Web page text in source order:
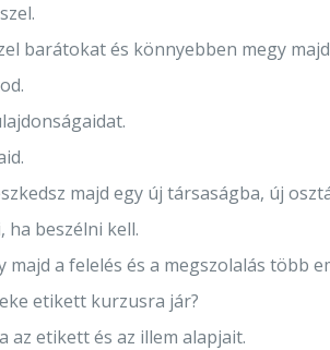
barátokat és könnyebben megy
majd egy új társaságba, új
ha beszélni kell.
majd a felelés és a megszolalás több
etikett kurzusra jár?
az etikett és az illem alapjait.